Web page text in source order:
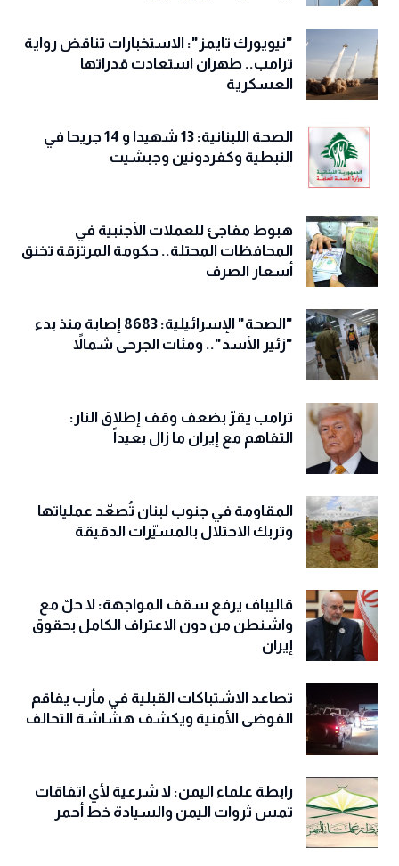
"نيويورك تايمز": الاستخبارات تناقض رواية
ترامب.. طهران استعادت قدراتها
العسكرية
الصحة اللبنانية: 13 شهيدا و 14 جريحا في
النبطية وكفردونين وجبشيت
هبوط مفاجئ للعملات الأجنبية في
المحافظات المحتلة.. حكومة المرتزقة تخنق
أسعار الصرف
"الصحة" الإسرائيلية: 8683 إصابة منذ بدء
"زئير الأسد".. ومئات الجرحى شمالاً
ترامب يقرّ بضعف وقف إطلاق النار:
التفاهم مع إيران ما زال بعيداً
المقاومة في جنوب لبنان تُصعّد عملياتها
وتربك الاحتلال بالمسيّرات الدقيقة
قاليباف يرفع سقف المواجهة: لا حلّ مع
واشنطن من دون الاعتراف الكامل بحقوق
إيران
تصاعد الاشتباكات القبلية في مأرب يفاقم
الفوضى الأمنية ويكشف هشاشة التحالف
رابطة علماء اليمن: لا شرعية لأي اتفاقات
تمس ثروات اليمن والسيادة خط أحمر